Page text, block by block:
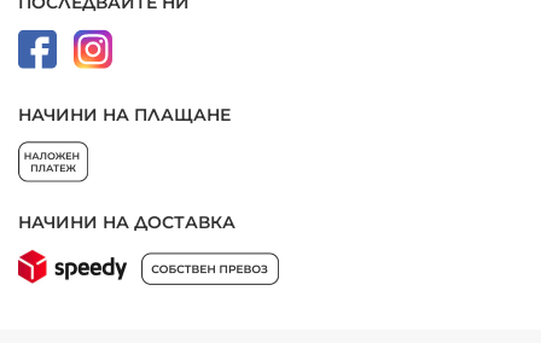
НАЧИНИ НА ПЛАЩАНЕ
НАЧИНИ НА ДОСТАВКА